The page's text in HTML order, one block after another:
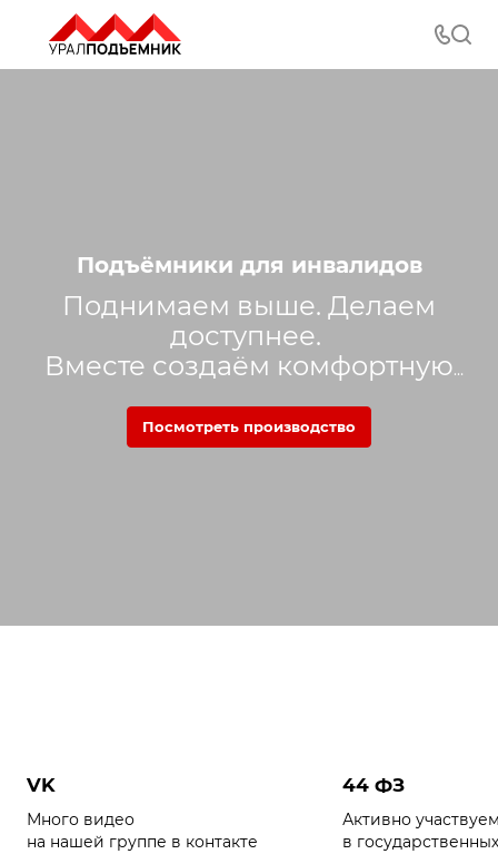
Подъёмники для инвалидов
Поднимаем выше. Делаем
доступнее.
Вместе создаём комфортную
Посмотреть производство
VK
Много видео
на нашей группе в контакте
44 ФЗ
Активно
в